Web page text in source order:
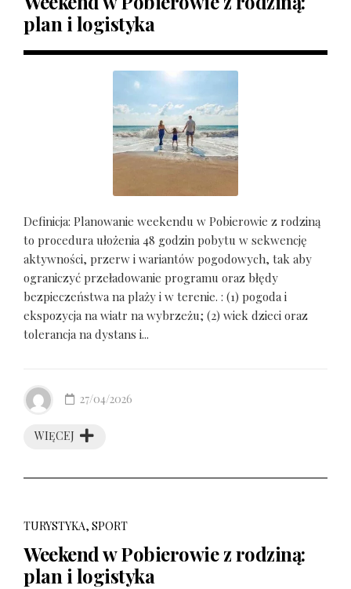
plan i logistyka
Definicja: Planowanie weekendu w Pobierowie z rodziną
to procedura ułożenia 48 godzin pobytu w sekwencję
aktywności, przerw i wariantów pogodowych, tak aby
ograniczyć przeładowanie programu oraz błędy
bezpieczeństwa na plaży i w terenie. : (1) pogoda i
ekspozycja na wiatr na wybrzeżu; (2) wiek dzieci oraz
tolerancja na dystans i...
WIĘCEJ
27/04/2026
TURYSTYKA, SPORT
Weekend w Pobierowie z rodziną:
plan i logistyka